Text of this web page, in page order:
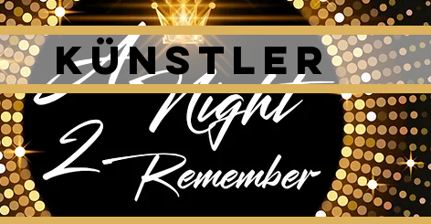
KÜNSTLER